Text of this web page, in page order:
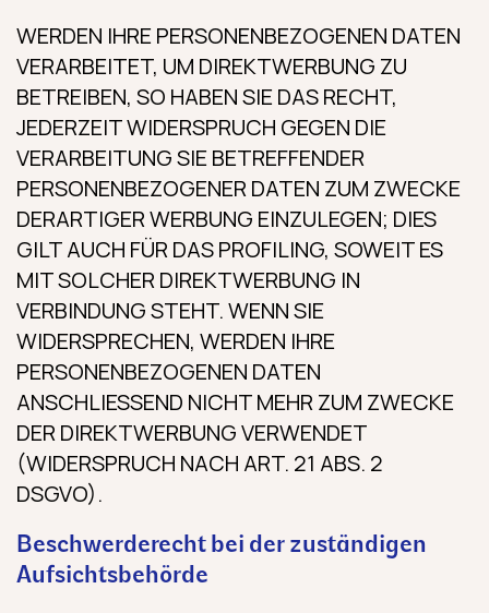
WERDEN IHRE PERSONENBEZOGENEN DATEN
VERARBEITET, UM DIREKTWERBUNG ZU
BETREIBEN, SO HABEN SIE DAS RECHT,
JEDERZEIT WIDERSPRUCH GEGEN DIE
VERARBEITUNG SIE BETREFFENDER
PERSONENBEZOGENER DATEN ZUM ZWECKE
DERARTIGER WERBUNG EINZULEGEN; DIES
GILT AUCH FÜR DAS PROFILING, SOWEIT ES
MIT SOLCHER DIREKTWERBUNG IN
VERBINDUNG STEHT. WENN SIE
WIDERSPRECHEN, WERDEN IHRE
PERSONENBEZOGENEN DATEN
ANSCHLIESSEND NICHT MEHR ZUM ZWECKE
DER DIREKTWERBUNG VERWENDET
(WIDERSPRUCH NACH ART. 21 ABS. 2
DSGVO).
Beschwerde­recht bei der zuständigen
Aufsichts­behörde